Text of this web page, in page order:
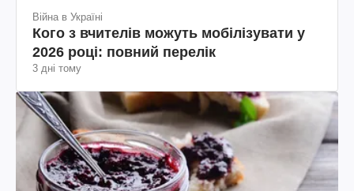
Війна в Україні
Кого з вчителів можуть мобілізувати у
2026 році: повний перелік
3 дні тому